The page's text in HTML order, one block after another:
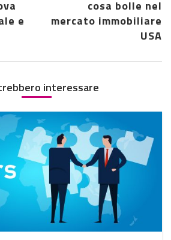
e
cosa bolle nel
mercato immobiliare
USA
interessare